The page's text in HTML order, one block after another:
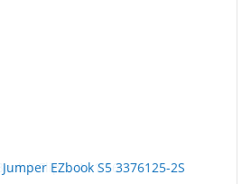
EZbook S5 3376125-2S